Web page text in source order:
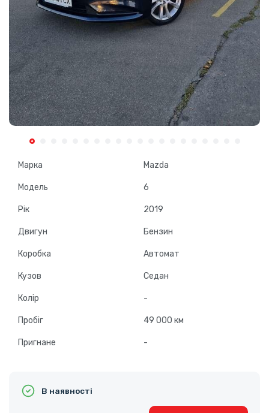
Марка Mazda
Модель 6
Рік 2019
Двигун Бензин
Коробка Автомат
Кузов Седан
Колір -
Пробіг 49 000 км
Пригнане -
В наявності